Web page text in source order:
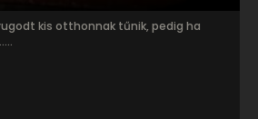
kis otthonnak tűnik, pedig ha